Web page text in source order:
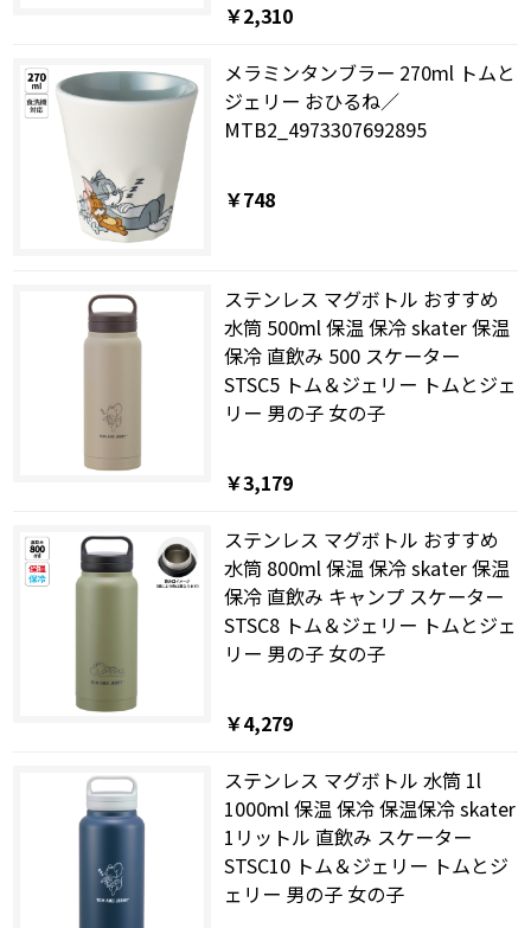
￥2,310
メラミンタンブラー 270ml トムと
ジェリー おひるね／
MTB2_4973307692895
￥748
ステンレス マグボトル おすすめ
水筒 500ml 保温 保冷 skater 保温
保冷 直飲み 500 スケーター
STSC5 トム＆ジェリー トムとジェ
リー 男の子 女の子
￥3,179
ステンレス マグボトル おすすめ
水筒 800ml 保温 保冷 skater 保温
保冷 直飲み キャンプ スケーター
STSC8 トム＆ジェリー トムとジェ
リー 男の子 女の子
￥4,279
ステンレス マグボトル 水筒 1l
1000ml 保温 保冷 保温保冷 skater
1リットル 直飲み スケーター
STSC10 トム＆ジェリー トムとジ
ェリー 男の子 女の子